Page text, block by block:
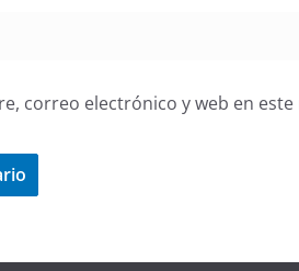
correo electrónico y web en